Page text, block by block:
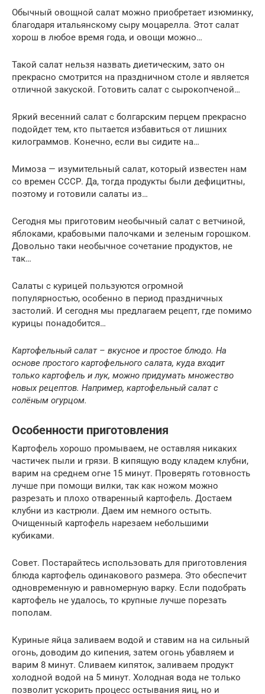
Обычный овощной салат можно приобретает изюминку,
благодаря итальянскому сыру моцарелла. Этот салат
хорош в любое время года, и овощи можно…
Такой салат нельзя назвать диетическим, зато он
прекрасно смотрится на праздничном столе и является
отличной закуской. Готовить салат с сырокопченой…
Яркий весенний салат с болгарским перцем прекрасно
подойдет тем, кто пытается избавиться от лишних
килограммов. Конечно, если вы сидите на…
Мимоза — изумительный салат, который известен нам
со времен СССР. Да, тогда продукты были дефицитны,
поэтому и готовили салаты из…
Сегодня мы приготовим необычный салат с ветчиной,
яблоками, крабовыми палочками и зеленым горошком.
Довольно таки необычное сочетание продуктов, не
так…
Салаты с курицей пользуются огромной
популярностью, особенно в период праздничных
застолий. И сегодня мы предлагаем рецепт, где помимо
курицы понадобится…
Картофельный салат – вкусное и простое блюдо. На
основе простого картофельного салата, куда входит
только картофель и лук, можно придумать множество
новых рецептов. Например, картофельный салат с
солёным огурцом.
Особенности приготовления
Картофель хорошо промываем, не оставляя никаких
частичек пыли и грязи. В кипящую воду кладем клубни,
варим на среднем огне 15 минут. Проверять готовность
лучше при помощи вилки, так как ножом можно
разрезать и плохо отваренный картофель. Достаем
клубни из кастрюли. Даем им немного остыть.
Очищенный картофель нарезаем небольшими
кубиками.
Совет. Постарайтесь использовать для приготовления
блюда картофель одинакового размера. Это обеспечит
одновременную и равномерную варку. Если подобрать
картофель не удалось, то крупные лучше порезать
пополам.
Куриные яйца заливаем водой и ставим на на сильный
огонь, доводим до кипения, затем огонь убавляем и
варим 8 минут. Сливаем кипяток, заливаем продукт
холодной водой на 5 минут. Холодная вода не только
позволит ускорить процесс остывания яиц, но и